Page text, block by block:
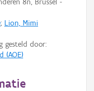
; Lion, Mimi
gesteld door:
(AOE)